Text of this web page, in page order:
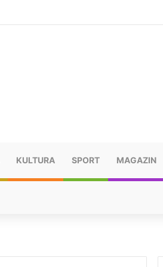
KULTURA SPORT MAGAZIN